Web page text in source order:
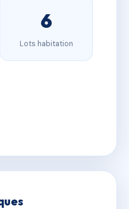
6
Lots habitation